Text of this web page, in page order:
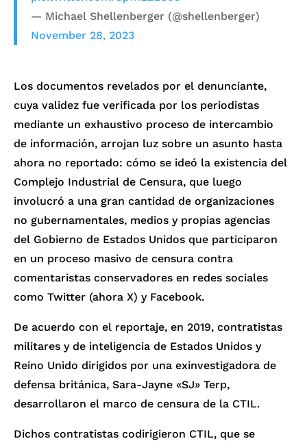
— Michael Shellenberger (@shellenberger)
November 28, 2023
Los documentos revelados por el denunciante,
cuya validez fue verificada por los periodistas
mediante un exhaustivo proceso de intercambio
de información, arrojan luz sobre un asunto hasta
ahora no reportado: cómo se ideó la existencia del
Complejo Industrial de Censura, que luego
involucró a una gran cantidad de organizaciones
no gubernamentales, medios y propias agencias
del Gobierno de Estados Unidos que participaron
en un proceso masivo de censura contra
comentaristas conservadores en redes sociales
como Twitter (ahora X) y Facebook.
De acuerdo con el reportaje, en 2019, contratistas
militares y de inteligencia de Estados Unidos y
Reino Unido dirigidos por una exinvestigadora de
defensa británica, Sara-Jayne «SJ» Terp,
desarrollaron el marco de censura de la CTIL.
Dichos contratistas codirigieron CTIL, que se